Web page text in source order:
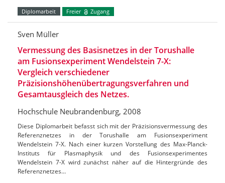
Diplomarbeit Freier Zugang
Sven Müller
Vermessung des Basisnetzes in der Torushalle
am Fusionsexperiment Wendelstein 7-X:
Vergleich verschiedener
Präzisionshöhenübertragungsverfahren und
Gesamtausgleich des Netzes.
Hochschule Neubrandenburg, 2008
Diese Diplomarbeit befasst sich mit der Präzisionsvermessung des
Referenznetzes in der Torushalle am Fusionsexperiment
Wendelstein 7-X. Nach einer kurzen Vorstellung des Max-Planck-
Instituts für Plasmaphysik und des Fusionsexperimentes
Wendelstein 7-X wird zunächst näher auf die Hintergründe des
Referenznetzes…